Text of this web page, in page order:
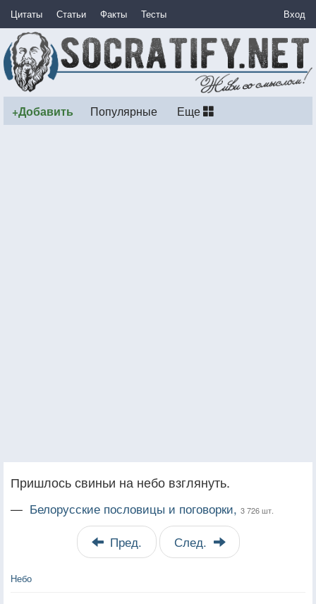
Цитаты Статьи Факты Тесты Вход
+Добавить Популярные Еще
Пришлось свиньи на небо взглянуть.
— Белорусские пословицы и поговорки, 3 726 шт.
Пред. След.
Небо